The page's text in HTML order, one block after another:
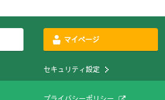
マイページ
セキュリティ設定